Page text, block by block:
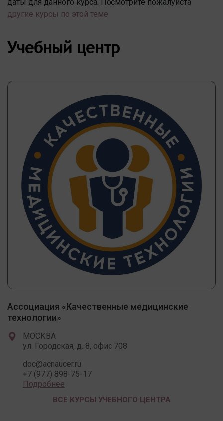
даты для данного курса. Посмотрите пожалуйста
другие курсы по этой теме
Учебный центр
Ассоциация «Качественные медицинские
технологии»
МОСКВА
ул. Городская, д. 8, офис 708
doc@acnaucer.ru
+7 (977) 898-75-17
Подробнее
ВСЕ КУРСЫ УЧЕБНОГО ЦЕНТРА